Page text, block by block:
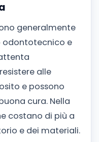
generalmente
odontotecnico e
alle
e possono
cura. Nella
costano di più a
e dei materiali.